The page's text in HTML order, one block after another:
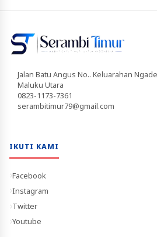
Jalan Batu Angus No.. Keluarahan
Maluku Utara
0823-1173-7361
serambitimur79@gmail.com
IKUTI KAMI
Facebook
Instagram
Twitter
Youtube